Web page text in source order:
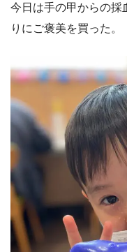
今日は手の甲からの採
りにご褒美を買った。